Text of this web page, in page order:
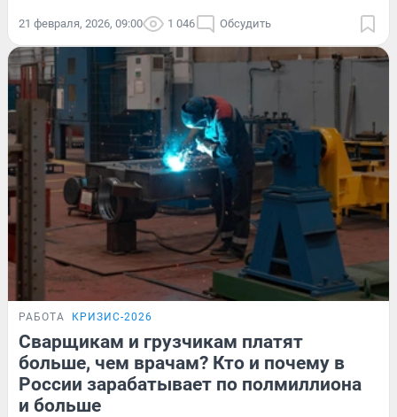
21 февраля, 2026, 09:00 1 046 Обсудить
РАБОТА КРИЗИС-2026
Сварщикам и грузчикам платят
больше, чем врачам? Кто и почему в
России зарабатывает по полмиллиона
и больше